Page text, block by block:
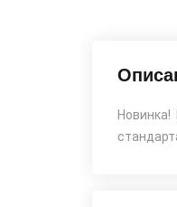
Новинка!